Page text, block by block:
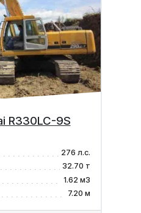
R330LC-9S
276 л.с.
32.70 т
1.62 м3
7.20 м